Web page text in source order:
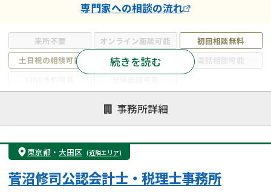
来所不要 オンライン面談可能
初回相談無料
土日祝の相談可能
19時以降電話可能
電話相談可能
遺言書作成・遺言執行
相続放棄
相続登記
遺産分割
遺留分侵害額請求
相続税申告
相続手続き
銀行手続き
成年後見・任意後見
贈与税
生前対策
続きを読む
専門家への相談の流れ
事務所詳細
東京都 ・ 大田区 (近隣エリア)
菅沼修司公認会計士・税理士事務所